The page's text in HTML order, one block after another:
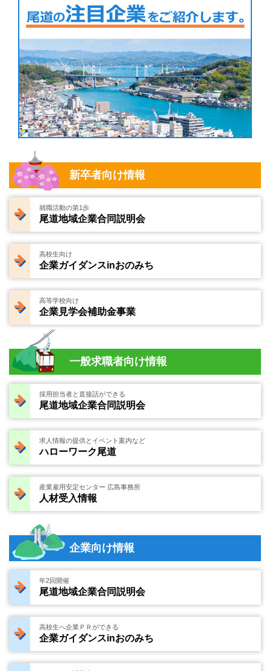
新卒者向け情報
就職活動の第1歩
尾道地域企業合同説明会
高校生向け
企業ガイダンスinおのみち
高等学校向け
企業見学会補助金事業
一般求職者向け情報
採用担当者と直接話ができる
尾道地域企業合同説明会
求人情報の提供とイベント案内など
ハローワーク尾道
産業雇用安定センター 広島事務所
人材受入情報
企業向け情報
年2回開催
尾道地域企業合同説明会
高校生へ企業ＰＲができる
企業ガイダンスinおのみち